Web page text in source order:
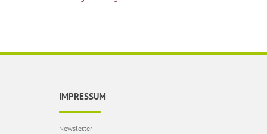
IMPRESSUM
Newsletter